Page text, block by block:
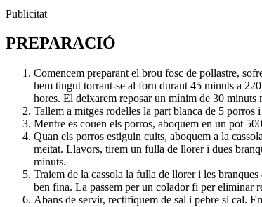
Publicitat
PREPARACIÓ
Comencem preparant el brou fosc de pollastre,
hem tingut torrant-se al forn durant 45 minuts a
hores. El deixarem reposar un mínim de 30 minuts
Tallem a mitges rodelles la part blanca de 5 porros
Mentre es couen els porros, aboquem en un pot
Quan els porros estiguin cuits, aboquem a la
meitat. Llavors, tirem un fulla de llorer i dues
minuts.
Traiem de la cassola la fulla de llorer i les
ben fina. La passem per un colador fi per eliminar
Abans de servir, rectifiquem de sal i pebre si cal.